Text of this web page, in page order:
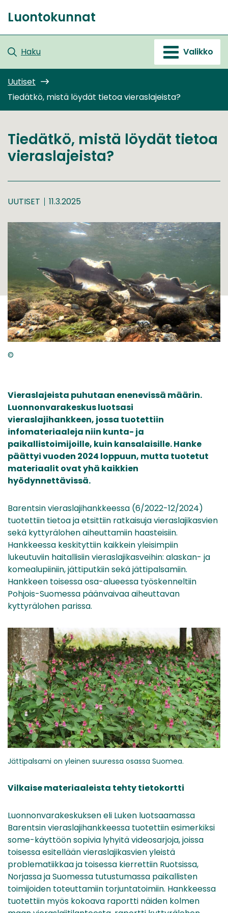
sisältöön
Etusivu
Luontokunnat
Haku Valikko
Uutiset
Tiedätkö, mistä löydät tietoa vieraslajeista?
Tiedätkö, mistä löydät tietoa
vieraslajeista?
UUTISET 11.3.2025
©
Vieraslajeista puhutaan enenevissä määrin.
Luonnonvarakeskus luotsasi
vieraslajihankkeen, jossa tuotettiin
infomateriaaleja niin kunta- ja
paikallistoimijoille, kuin kansalaisille. Hanke
päättyi vuoden 2024 loppuun, mutta tuotetut
materiaalit ovat yhä kaikkien
hyödynnettävissä.
Barentsin vieraslajihankkeessa (6/2022-12/2024)
tuotettiin tietoa ja etsittiin ratkaisuja vieraslajikasvien
sekä kyttyrälohen aiheuttamiin haasteisiin.
Hankkeessa keskityttiin kaikkein yleisimpiin
lukeutuviin haitallisiin vieraslajikasveihin: alaskan- ja
komealupiiniin, jättiputkiin sekä jättipalsamiin.
Hankkeen toisessa osa-alueessa työskenneltiin
Pohjois-Suomessa päänvaivaa aiheuttavan
kyttyrälohen parissa.
Jättipalsami on yleinen suuressa osassa Suomea.
Vilkaise materiaaleista tehty tietokortti
Luonnonvarakeskuksen eli Luken luotsaamassa
Barentsin vieraslajihankkeessa tuotettiin esimerkiksi
some-käyttöön sopivia lyhyitä videosarjoja, joissa
toisessa esitellään vieraslajikasvien yleistä
problematiikkaa ja toisessa kierrettiin Ruotsissa,
Norjassa ja Suomessa tutustumassa paikallisten
toimijoiden toteuttamiin torjuntatoimiin. Hankkeessa
tuotettiin myös kokoava raportti näiden kolmen